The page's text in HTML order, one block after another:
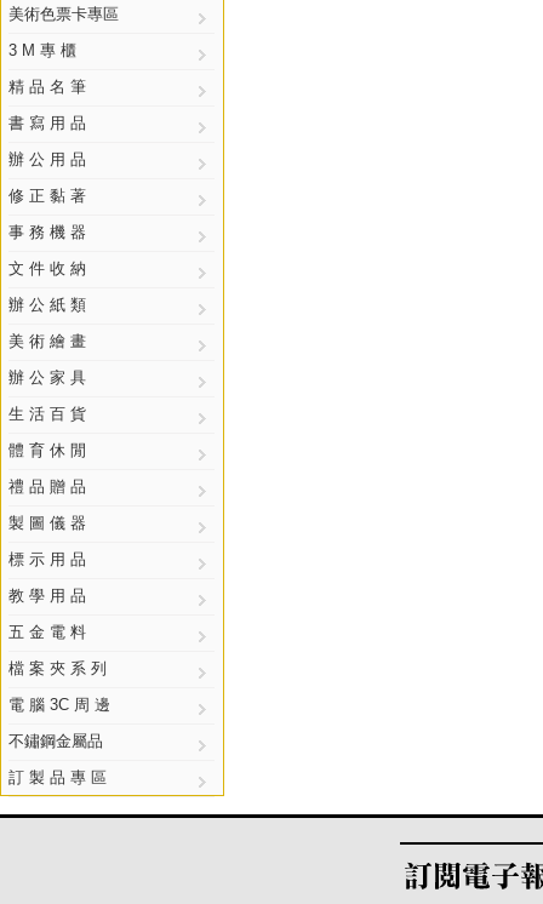
美術色票卡專區
3 M 專 櫃
精 品 名 筆
書 寫 用 品
辦 公 用 品
修 正 黏 著
事 務 機 器
文 件 收 納
辦 公 紙 類
美 術 繪 畫
辦 公 家 具
生 活 百 貨
體 育 休 閒
禮 品 贈 品
製 圖 儀 器
標 示 用 品
教 學 用 品
五 金 電 料
檔 案 夾 系 列
電 腦 3C 周 邊
不鏽鋼金屬品
訂 製 品 專 區